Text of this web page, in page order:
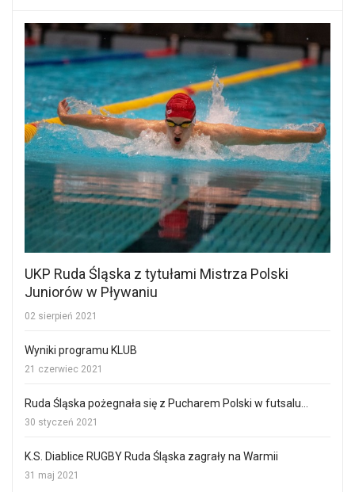
UKP Ruda Śląska z tytułami Mistrza Polski
Juniorów w Pływaniu
02 sierpień 2021
Wyniki programu KLUB
21 czerwiec 2021
Ruda Śląska pożegnała się z Pucharem Polski w futsalu...
30 styczeń 2021
K.S. Diablice RUGBY Ruda Śląska zagrały na Warmii
31 maj 2021